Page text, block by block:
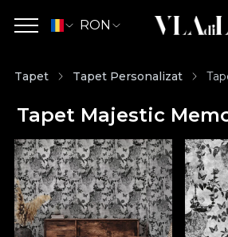
RON
Tapet Tapet Personalizat
Tapet Majestic